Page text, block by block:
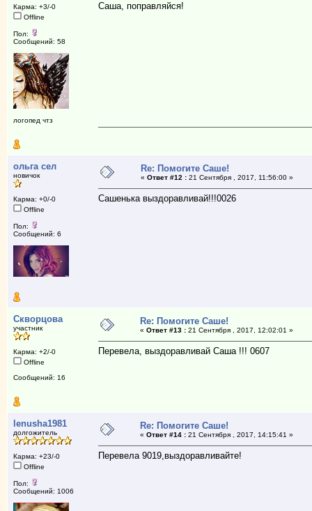
Карма: +3/-0
Offline
Пол:
Сообщений: 58
логопед чтз
Саша, поправляйся!
ольга сел
новичок
Карма: +0/-0
Offline
Пол:
Сообщений: 6
Re: Помогите Саше!
« Ответ #12 :21 Сентября , 2017, 11:56:00 »
Сашенька выздоравливай!!!0026
Скворцова
участник
Карма: +2/-0
Offline
Сообщений: 16
Re: Помогите Саше!
« Ответ #13 :21 Сентября , 2017, 12:02:01 »
Перевела, выздоравливай Саша !!! 0607
lenusha1981
долгожитель
Карма: +23/-0
Offline
Пол:
Сообщений: 1006
Re: Помогите Саше!
« Ответ #14 :21 Сентября , 2017, 14:15:41 »
Перевела 9019,выздоравливайте!